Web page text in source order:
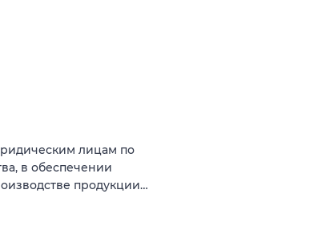
лицам по
в обеспечении
продукции…